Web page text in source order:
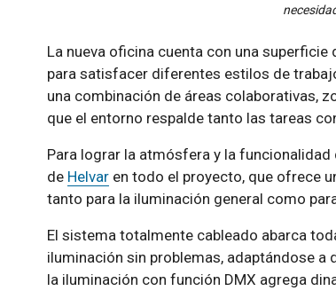
La nueva oficina cuenta con una
para satisfacer diferentes estilos de
una combinación de áreas colaborativas,
que el entorno respalde tanto las tareas
Para lograr la atmósfera y la
de Helvaren todo el proyecto, que ofrece
tanto para la iluminación general como
El sistema totalmente cableado abarca
iluminación sin problemas, adaptándose
la iluminación con función DMX agrega